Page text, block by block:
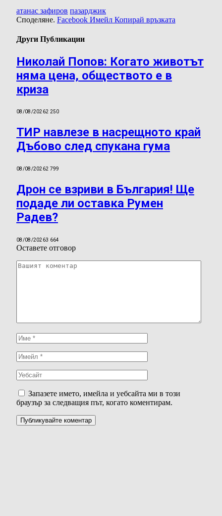
атанас зафиров пазарджик
Споделяне. Facebook Имейл Копирай връзката
Други Публикации
Николай Попов: Когато животът
няма цена, обществото е в
криза
08/08/20262 250
ТИР навлезе в насрещното край
Дъбово след спукана гума
08/08/20262 799
Дрон се взриви в България! Ще
подаде ли оставка Румен
Радев?
08/08/20263 664
Оставете отговор
Запазете името, имейла и уебсайта ми в този
браузър за следващия път, когато коментирам.